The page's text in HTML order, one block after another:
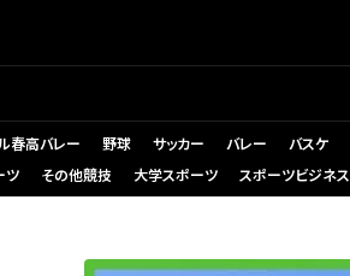
春高バレー 野球 サッカー バレー バスケ
ツ その他競技 大学スポーツ スポーツビジネス